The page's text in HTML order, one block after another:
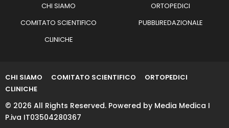
CHI SIAMO
COMITATO SCIENTIFICO
CLINICHE
ORTOPEDICI
PUBBLIREDAZIONALE
CHI SIAMO COMITATO SCIENTIFICO
ORTOPEDICI
CLINICHE
© 2026 All Rights Reserved. Powered by Media Medica I
P.iva IT03504280367